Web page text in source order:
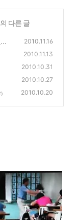
다른 글
2010.11.16
2010.11.13
2010.10.31
2010.10.27
2010.10.20